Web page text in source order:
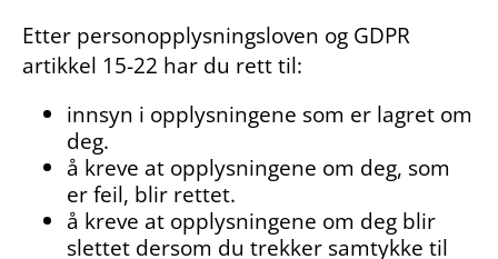
Etter personopplysningsloven og GDPR
artikkel 15-22 har du rett til:
innsyn i opplysningene som er lagret om
deg.
å kreve at opplysningene om deg, som
er feil, blir rettet.
å kreve at opplysningene om deg blir
slettet dersom du trekker samtykke til